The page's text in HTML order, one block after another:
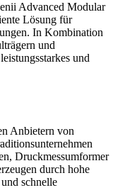
Advanced Modular
Lösung für
In Kombination
und
und
Anbietern von
Druckmessumformer
durch hohe
schnelle